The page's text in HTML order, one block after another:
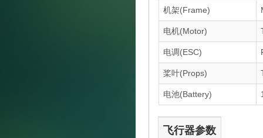
机架(Frame)
电机(Motor)
电调(ESC)
桨叶(Props)
电池(Battery)
飞行器参数